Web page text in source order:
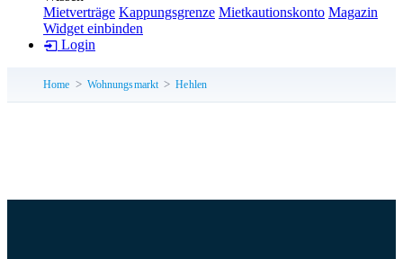
Mietverträge Kappungsgrenze Mietkautionskonto Magazin
Widget einbinden
Login
Home Wohnungsmarkt Hehlen